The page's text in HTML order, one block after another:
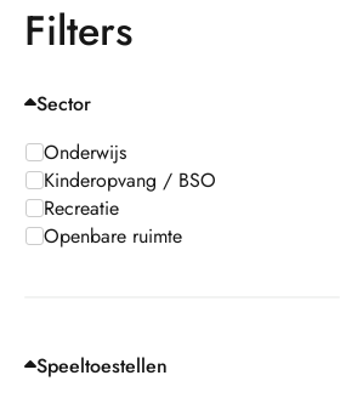
Filters
Sector
Onderwijs
Kinderopvang / BSO
Recreatie
Openbare ruimte
Speeltoestellen